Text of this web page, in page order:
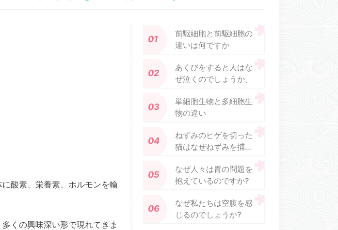
酸素、栄養素、ホルモンを輸
くの興味深い形で現れてきま
前駆細胞と前駆細胞の
違いは何ですか
あくびをすると人はな
ぜ泣くのでしょうか。
単細胞生物と多細胞生
物の違い
ねずみのヒゲを切った
猫はなぜねずみを捕ま
なぜ人々は胃の問題を
抱えているのですか?
なぜ私たちは空腹を感
じるのでしょうか?